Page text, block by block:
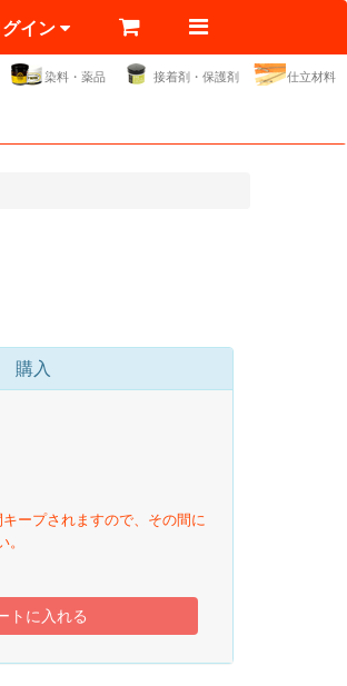
グイン
染料・薬品 接着剤・保護剤 仕立材料
購入
ープされますので、その間に
トに入れる